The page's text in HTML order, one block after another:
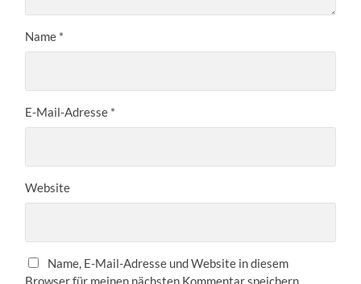
Name *
E-Mail-Adresse *
Website
Name, E-Mail-Adresse und Website in diesem
Browser für meinen nächsten Kommentar speichern.